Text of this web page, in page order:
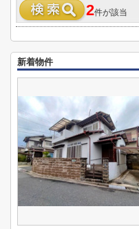
2件が該当
新着物件